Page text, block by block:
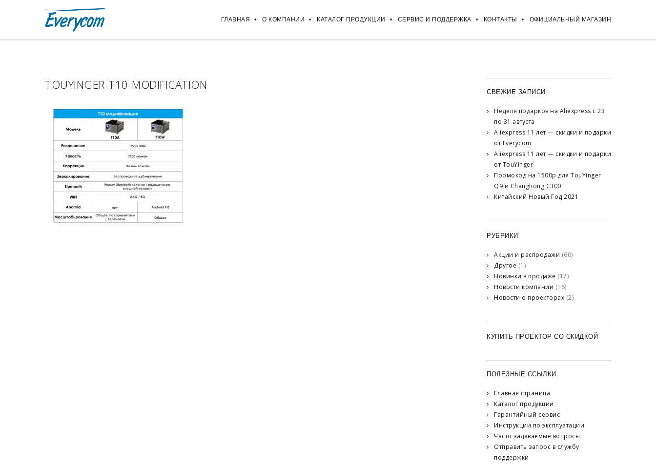
ГЛАВНАЯ О КОМПАНИИ КАТАЛОГ ПРОДУКЦИИ СЕРВИС И ПОДДЕРЖКА КОНТАКТЫ ОФИЦИАЛЬНЫЙ МАГАЗИН
TOUYINGER-T10-MODIFICATION
СВЕЖИЕ ЗАПИСИ
Неделя подарков на Aliexpress с 23
по 31 августа
Aliexpress 11 лет — скидки и подарки
от Everycom
Aliexpress 11 лет — скидки и подарки
от TouYinger
Промокод на 1500р для TouYinger
Q9 и Changhong C300
Китайский Новый Год 2021
РУБРИКИ
Акции и распродажи (60)
Другое (1)
Новинки в продаже (17)
Новости компании (16)
Новости о проекторах (2)
КУПИТЬ ПРОЕКТОР СО СКИДКОЙ
ПОЛЕЗНЫЕ ССЫЛКИ
Главная страница
Каталог продукции
Гарантийный сервис
Инструкции по эксплуатации
Часто задаваемые вопросы
Отправить запрос в службу
поддержки